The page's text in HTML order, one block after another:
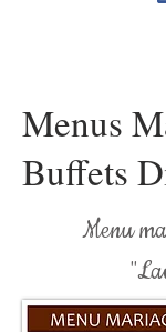
Menus
Buffets
Menu